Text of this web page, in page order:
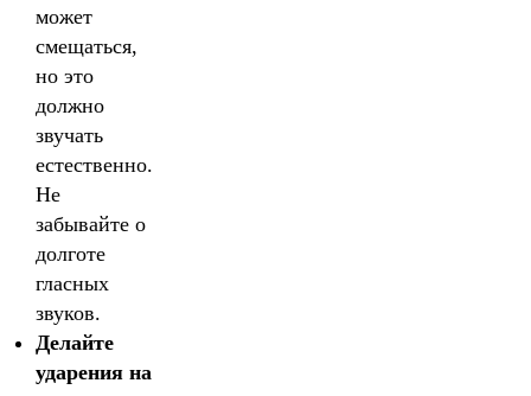
может
смещаться,
но это
должно
звучать
естественно.
Не
забывайте о
долготе
гласных
звуков.
Делайте
ударения на